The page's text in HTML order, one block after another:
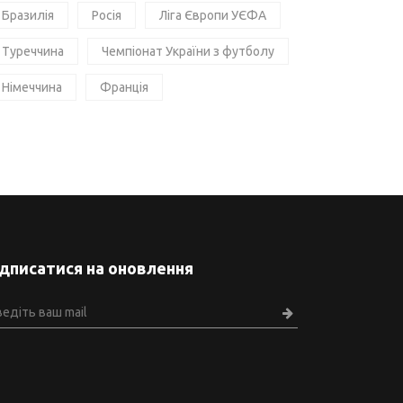
Бразилія Росія Ліга Європи УЄФА
Туреччина Чемпіонат України з футболу
Німеччина Франція
на оновлення